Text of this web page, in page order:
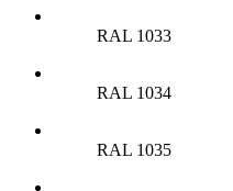
RAL 1033
RAL 1034
RAL 1035